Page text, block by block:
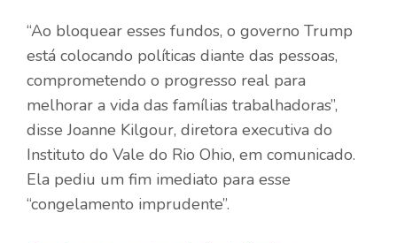
“Ao bloquear esses fundos, o governo Trump
está colocando políticas diante das pessoas,
comprometendo o progresso real para
melhorar a vida das famílias trabalhadoras”,
disse Joanne Kilgour, diretora executiva do
Instituto do Vale do Rio Ohio, em comunicado.
Ela pediu um fim imediato para esse
“congelamento imprudente”.